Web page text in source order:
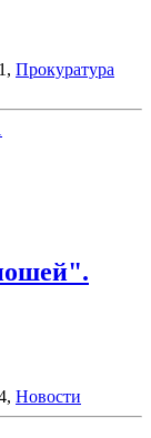
Прокуратура
Новости